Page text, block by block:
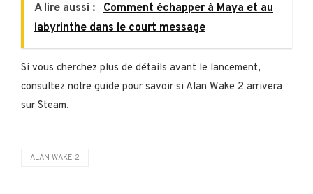
A lire aussi :
Comment échapper à Maya et au
labyrinthe dans le court message
Si vous cherchez plus de détails avant le lancement,
consultez notre guide pour savoir si Alan Wake 2 arrivera
sur Steam.
ALAN WAKE 2